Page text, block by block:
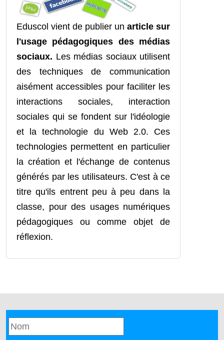
Eduscol vient de publier un article sur
l'usage pédagogiques des médias
sociaux. Les médias sociaux utilisent
des techniques de communication
aisément accessibles pour faciliter les
interactions sociales, interaction
sociales qui se fondent sur l'idéologie
et la technologie du Web 2.0. Ces
technologies permettent en particulier
la création et l'échange de contenus
générés par les utilisateurs. C'est à ce
titre qu'ils entrent peu à peu dans la
classe, pour des usages numériques
pédagogiques ou comme objet de
réflexion.